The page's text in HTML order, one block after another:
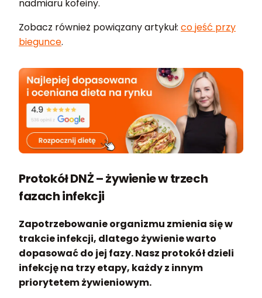
nadmiaru kofeiny.
Zobacz również powiązany artykuł: co jeść przy
biegunce.
Protokół DNŻ – żywienie w trzech
fazach infekcji
Zapotrzebowanie organizmu zmienia się w
trakcie infekcji, dlatego żywienie warto
dopasować do jej fazy. Nasz protokół dzieli
infekcję na trzy etapy, każdy z innym
priorytetem żywieniowym.